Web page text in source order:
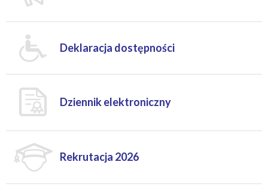
Deklaracja dostępności
Dziennik elektroniczny
Rekrutacja 2026